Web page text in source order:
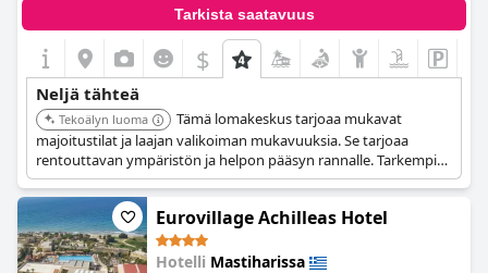
Tarkista saatavuus
$
Neljä tähteä
Tekoälyn luoma
Tämä lomakeskus tarjoaa mukavat
majoitustilat ja laajan valikoiman mukavuuksia. Se tarjoaa
rentouttavan ympäristön ja helpon pääsyn rannalle. Tarkempia
tietoja tietyistä mukavuuksista ei ole saatavilla annetuissa
tiedoissa.
Eurovillage Achilleas Hotel
Hotelli Mastiharissa